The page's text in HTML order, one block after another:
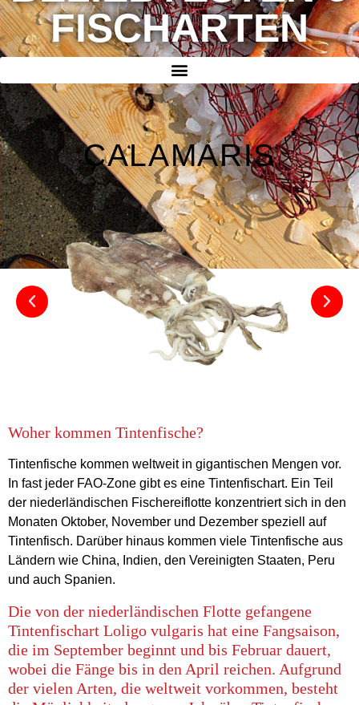
FISCHARTEN
CALAMARIS
Woher kommen Tintenfische?
Tintenfische kommen weltweit in gigantischen Mengen vor.
In fast jeder FAO-Zone gibt es eine Tintenfischart. Ein Teil
der niederländischen Fischereiflotte konzentriert sich in den
Monaten Oktober, November und Dezember speziell auf
Tintenfisch. Darüber hinaus kommen viele Tintenfische aus
Ländern wie China, Indien, den Vereinigten Staaten, Peru
und auch Spanien.
Die von der niederländischen Flotte gefangene
Tintenfischart Loligo vulgaris hat eine Fangsaison,
die im September beginnt und bis Februar dauert,
wobei die Fänge bis in den April reichen. Aufgrund
der vielen Arten, die weltweit vorkommen, besteht